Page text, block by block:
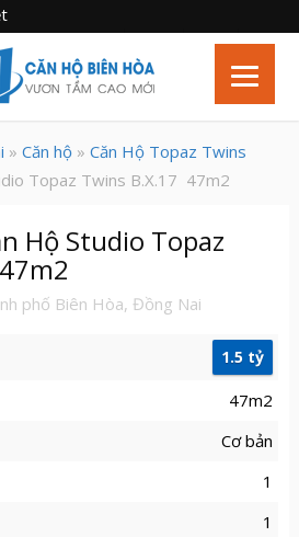
» Căn hộ» Căn Hộ Topaz Twins
Topaz Twins B.X.17 47m2
Hộ Studio Topaz
phố Biên Hòa, Đồng Nai
1.5 tỷ
47m2
Cơ bản
1
1